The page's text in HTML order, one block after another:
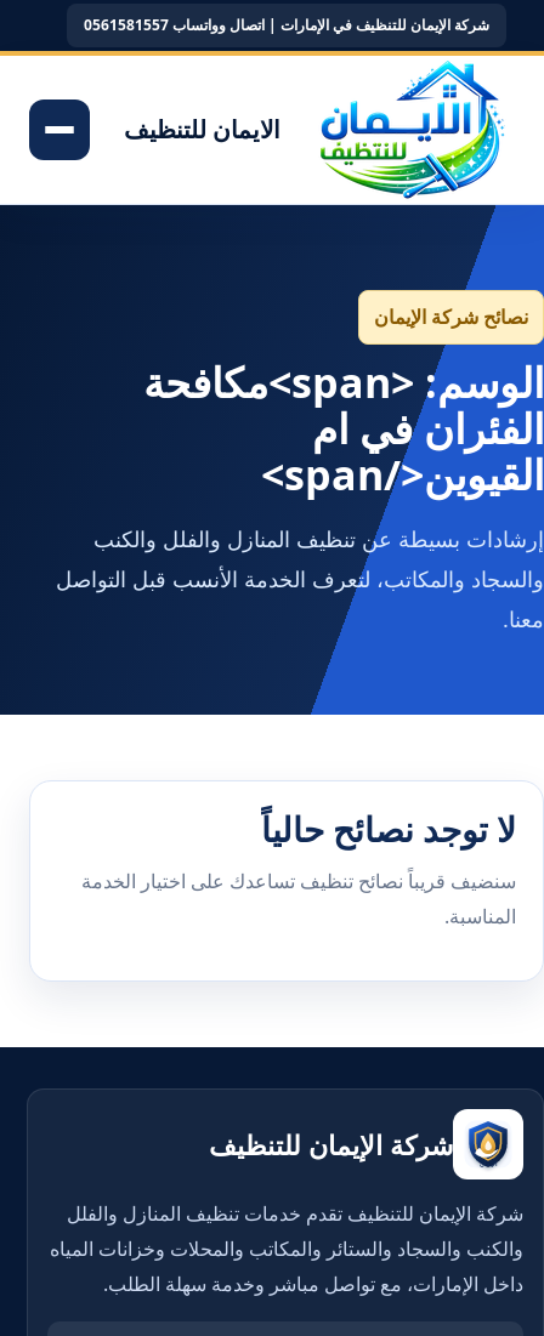
شركة الإيمان للتنظيف في الإمارات | اتصال وواتساب 0561581557
الايمان للتنظيف
نصائح شركة الإيمان
الوسم: <span>مكافحة
الفئران في ام
القيوين</span>
إرشادات بسيطة عن تنظيف المنازل والفلل والكنب
والسجاد والمكاتب، لتعرف الخدمة الأنسب قبل التواصل
معنا.
لا توجد نصائح حالياً
سنضيف قريباً نصائح تنظيف تساعدك على اختيار الخدمة
المناسبة.
شركة الإيمان للتنظيف
شركة الإيمان للتنظيف تقدم خدمات تنظيف المنازل والفلل
والكنب والسجاد والستائر والمكاتب والمحلات وخزانات المياه
داخل الإمارات، مع تواصل مباشر وخدمة سهلة الطلب.